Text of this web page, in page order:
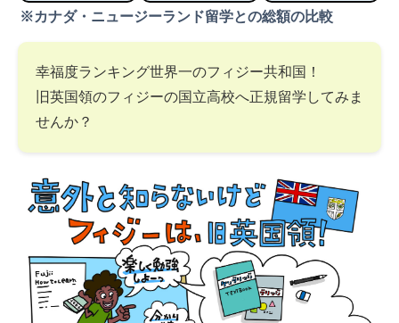
※カナダ・ニュージーランド留学との総額の比較
幸福度ランキング世界一のフィジー共和国！
旧英国領のフィジーの国立高校へ正規留学してみま
せんか？